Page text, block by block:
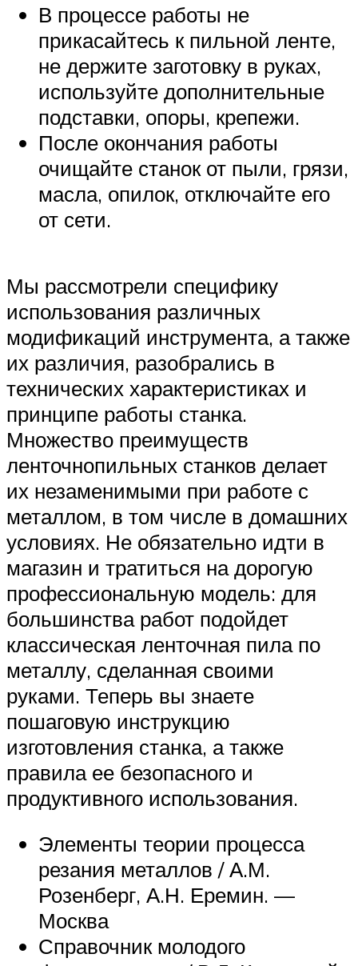
В процессе работы не
прикасайтесь к пильной ленте,
не держите заготовку в руках,
используйте дополнительные
подставки, опоры, крепежи.
После окончания работы
очищайте станок от пыли, грязи,
масла, опилок, отключайте его
от сети.
Мы рассмотрели специфику
использования различных
модификаций инструмента, а также
их различия, разобрались в
технических характеристиках и
принципе работы станка.
Множество преимуществ
ленточнопильных станков делает
их незаменимыми при работе с
металлом, в том числе в домашних
условиях. Не обязательно идти в
магазин и тратиться на дорогую
профессиональную модель: для
большинства работ подойдет
классическая ленточная пила по
металлу, сделанная своими
руками. Теперь вы знаете
пошаговую инструкцию
изготовления станка, а также
правила ее безопасного и
продуктивного использования.
Элементы теории процесса
резания металлов / А.М.
Розенберг, А.Н. Еремин. —
Москва
Справочник молодого